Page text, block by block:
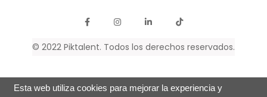
© 2022 Piktalent. Todos los derechos reservados.
Esta web utiliza cookies para mejorar la experiencia y